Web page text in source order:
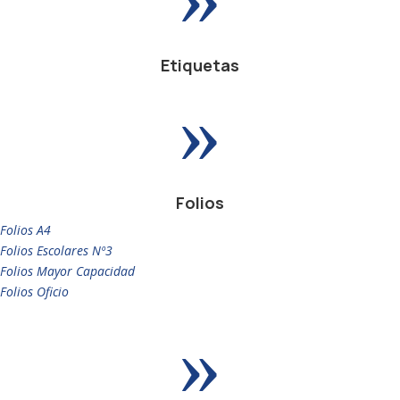
Etiquetas
»
Folios
Folios A4
Folios Escolares Nº3
Folios Mayor Capacidad
Folios Oficio
»